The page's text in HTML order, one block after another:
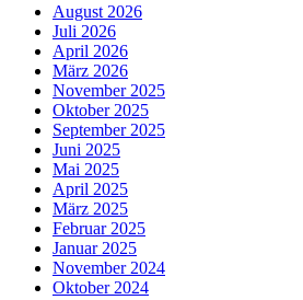
August 2026
Juli 2026
April 2026
März 2026
November 2025
Oktober 2025
September 2025
Juni 2025
Mai 2025
April 2025
März 2025
Februar 2025
Januar 2025
November 2024
Oktober 2024